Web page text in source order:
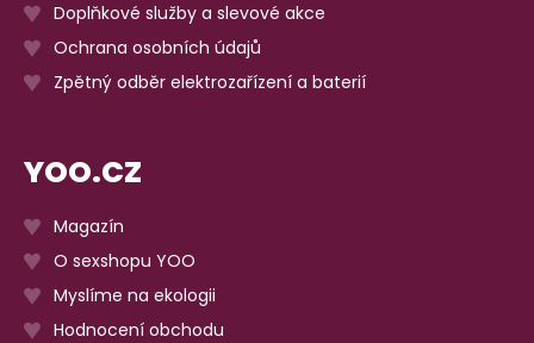
Doplňkové služby a slevové akce
Ochrana osobních údajů
Zpětný odběr elektrozařízení a baterií
YOO.CZ
Magazín
O sexshopu YOO
Myslíme na ekologii
Hodnocení obchodu